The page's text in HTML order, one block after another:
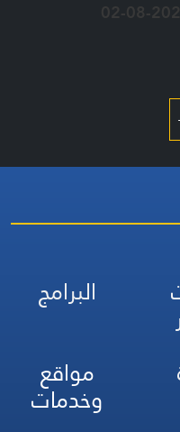
02-08-
البرامج
مواقع
وخدمات